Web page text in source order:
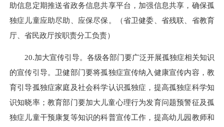
助信息定期推送省政务信息共享平台，加强信息共享，确保孤
独症儿童应助尽助、应保尽保。（省卫健委、省残联、省教育
厅、省民政厅按职责分工负责）
20.加大宣传引导。各级各部门要广泛开展孤独症相关知识
的宣传引导。卫健部门要将孤独症宣传纳入健康宣传内容，教
育引导孤独症家庭及社会科学认识孤独症，提高孤独症科学知
识知晓率；教育部门要加大儿童心理行为发育问题预警征及孤
独症儿童干预康复等知识的科普宣传工作，提高幼儿园教师和